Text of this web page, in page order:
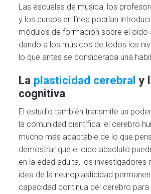
Las escuelas de música, los
y los cursos en línea podrían
módulos de formación sobre el oído
dando a los músicos de todos los
lo que antes se consideraba una
La plasticidad cerebral y
cognitiva
El estudio también transmite un
la comunidad científica: el cerebro
mucho más adaptable de lo que
demostrar que el oído absoluto
en la edad adulta, los investigadores
idea de la neuroplasticidad
capacidad continua del cerebro para